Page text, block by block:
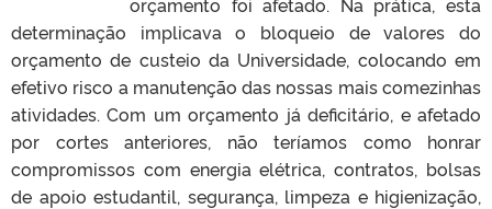
determinação implicava o bloqueio de valores do
orçamento de custeio da Universidade, colocando em
efetivo risco a manutenção das nossas mais comezinhas
atividades. Com um orçamento já deficitário, e afetado
por cortes anteriores, não teríamos como honrar
compromissos com energia elétrica, contratos, bolsas
de apoio estudantil, segurança, limpeza e higienização,